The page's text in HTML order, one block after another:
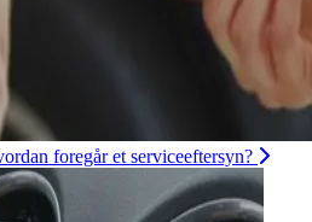
foregår et serviceeftersyn?